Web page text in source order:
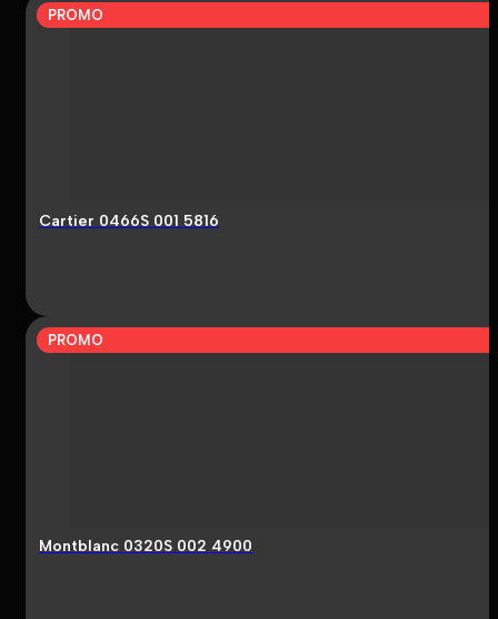
PROMO
Cartier 0466S 001 5816
PROMO
Montblanc 0320S 002 4900